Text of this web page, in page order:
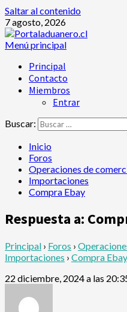
Saltar al contenido
7 agosto, 2026
Menú principal
Principal
Contacto
Miembros
Entrar
Buscar:
Inicio
Foros
Operaciones de
Importaciones
Compra Ebay
Respuesta a:
Principal › Foros ›
Importaciones › Compra Ebay
22 diciembre, 2024 a las